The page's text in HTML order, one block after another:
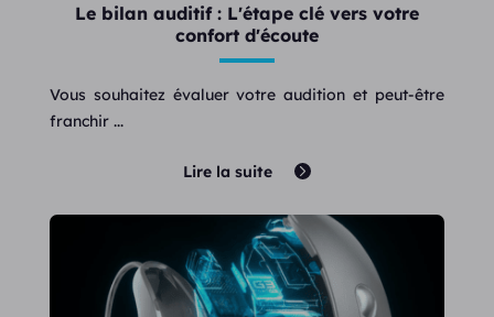
Le bilan auditif : L'étape clé vers votre
confort d'écoute
Vous souhaitez évaluer votre audition et peut-être
franchir ...
Lire la suite